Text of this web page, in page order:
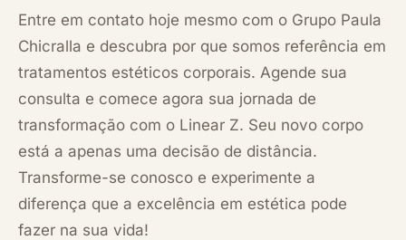
Entre em contato hoje mesmo com o Grupo Paula
Chicralla e descubra por que somos referência em
tratamentos estéticos corporais. Agende sua
consulta e comece agora sua jornada de
transformação com o Linear Z. Seu novo corpo
está a apenas uma decisão de distância.
Transforme-se conosco e experimente a
diferença que a excelência em estética pode
fazer na sua vida!